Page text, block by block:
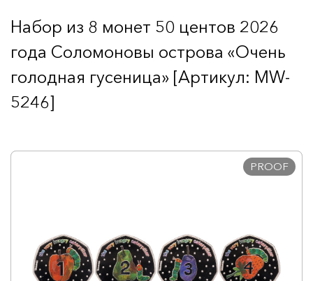
Набор из 8 монет 50 центов 2026
года Соломоновы острова «Очень
голодная гусеница» [Артикул: MW-
5246]
PROOF